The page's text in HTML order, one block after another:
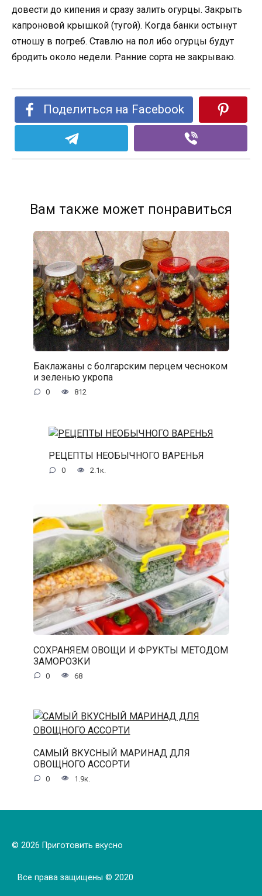
довести до кипения и сразу залить огурцы. Закрыть
капроновой крышкой (тугой). Когда банки остынут
отношу в погреб. Ставлю на пол ибо огурцы будут
бродить около недели. Ранние сорта не закрываю.
Поделиться на Facebook
Вам также может понравиться
Баклажаны с болгарским перцем чесноком
и зеленью укропа
0 812
РЕЦЕПТЫ НЕОБЫЧНОГО ВАРЕНЬЯ
0 2.1к.
СОХРАНЯЕМ ОВОЩИ И ФРУКТЫ МЕТОДОМ
ЗАМОРОЗКИ
0 68
САМЫЙ ВКУСНЫЙ МАРИНАД ДЛЯ
ОВОЩНОГО АССОРТИ
0 1.9к.
© 2026 Приготовить вкусно
Все права защищены © 2020